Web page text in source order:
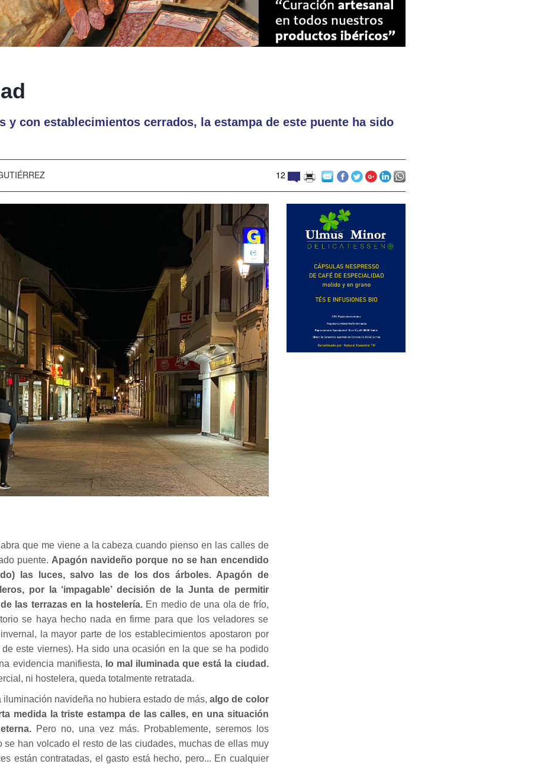
y con establecimientos cerrados, la estampa de este puente ha sido
12
que me viene a la cabeza cuando pienso en las calles de
puente. Apagón navideño porque no se han encendido
las luces, salvo las de los dos árboles. Apagón de
por la ‘impagable’ decisión de la Junta de permitir
las terrazas en la hostelería. En medio de una ola de frío,
se haya hecho nada en firme para que los veladores se
la mayor parte de los establecimientos apostaron por
este viernes). Ha sido una ocasión en la que se ha podido
evidencia manifiesta, lo mal iluminada que está la ciudad.
ni hostelera, queda totalmente retratada.
navideña no hubiera estado de más, algo de color
medida la triste estampa de las calles, en una situación
Pero no, una vez más. Probablemente, seremos los
se han volcado el resto de las ciudades, muchas de ellas muy
están contratadas, el gasto está hecho, pero... En cualquier